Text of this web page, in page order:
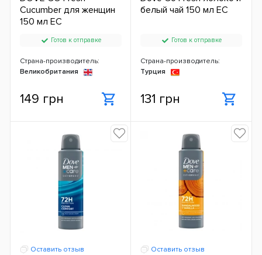
Cucumber для женщин
150 мл ЕС
Готов к отправке
Страна-производитель:
Великобритания
149 грн
белый чай 150 мл ЕС
Готов к отправке
Страна-производитель:
Турция
131 грн
Оставить отзыв Оставить отзыв